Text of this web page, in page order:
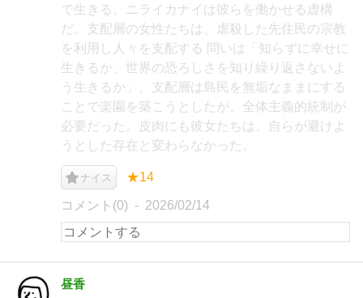
で生きる。ニライカナイは彼らを働かせる虚構
だ。支配層の女性たちは、虐殺した先住民の宗教
を利用し人々を支配する 問いは「知らずに幸せに
生きるか、世界の恐ろしさを知り繰り返さないよ
う生きるか」。支配層は島民を無垢なままにする
ことで楽園を築こうとしたが、全体主義的統制が
必要だった。皮肉にも彼女たちは、自らが避けよ
うとした存在と変わらなかった。
ナイス ★14
コメント(0) 2026/02/14
昼香